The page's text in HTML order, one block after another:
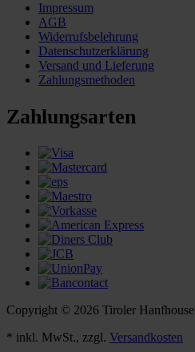
Impressum
AGB
Widerrufsbelehrung
Datenschutzerklärung
Versand und Lieferung
Zahlungsmethoden
Zahlungsarten
Copyright © 2026 Tiroler Hanfhouse
* inkl. MwSt., zzgl. Versandkosten